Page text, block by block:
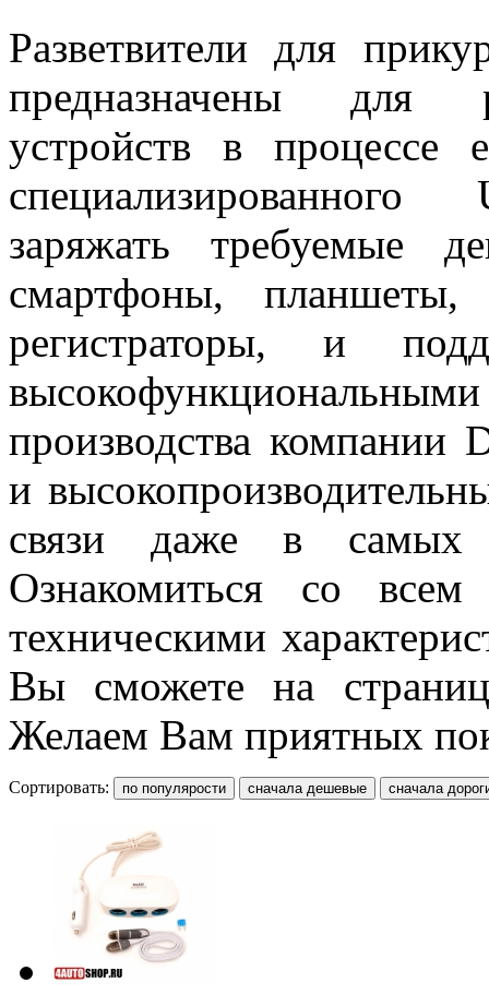
Разветвители для
предназначены для
устройств в процессе
специализированного
заряжать требуемые
смартфоны, планшеты,
регистраторы, и
производства компании
и
связи даже в самых
Ознакомиться со всем
техническими
Вы сможете на
Желаем Вам приятных
Сортировать: